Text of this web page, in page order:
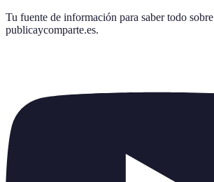
Tu fuente de información para saber todo sobre
publicaycomparte.es.